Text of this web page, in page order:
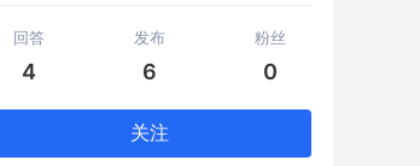
回答
4
发布
6
粉丝
0
关注